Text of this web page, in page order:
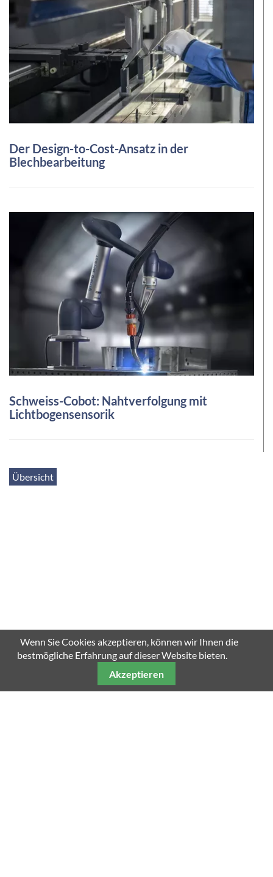
Der Design-to-Cost-Ansatz in der
Blechbearbeitung
Schweiss-Cobot: Nahtverfolgung mit
Lichtbogensensorik
Übersicht
Wenn Sie Cookies akzeptieren, können wir Ihnen die
bestmögliche Erfahrung auf dieser Website bieten.
Akzeptieren